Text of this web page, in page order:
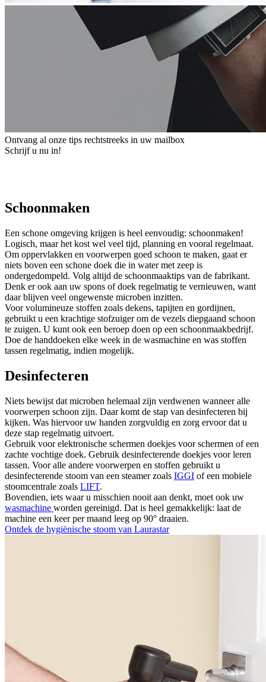
Ontvang al onze tips rechtstreeks in uw mailbox
Schrijf u nu in!
Schoonmaken
Een schone omgeving krijgen is heel eenvoudig: schoonmaken!
Logisch, maar het kost wel veel tijd, planning en vooral regelmaat.
Om oppervlakken en voorwerpen goed schoon te maken, gaat er
niets boven een schone doek die in water met zeep is
ondergedompeld. Volg altijd de schoonmaaktips van de fabrikant.
Denk er ook aan uw spons of doek regelmatig te vernieuwen, want
daar blijven veel ongewenste microben inzitten.
Voor volumineuze stoffen zoals dekens, tapijten en gordijnen,
gebruikt u een krachtige stofzuiger om de vezels diepgaand schoon
te zuigen. U kunt ook een beroep doen op een schoonmaakbedrijf.
Doe de handdoeken elke week in de wasmachine en was stoffen
tassen regelmatig, indien mogelijk.
Desinfecteren
Niets bewijst dat microben helemaal zijn verdwenen wanneer alle
voorwerpen schoon zijn. Daar komt de stap van desinfecteren bij
kijken. Was hiervoor uw handen zorgvuldig en zorg ervoor dat u
deze stap regelmatig uitvoert.
Gebruik voor elektronische schermen doekjes voor schermen of een
zachte vochtige doek. Gebruik desinfecterende doekjes voor leren
tassen. Voor alle andere voorwerpen en stoffen gebruikt u
desinfecterende stoom van een steamer zoals IGGI of een mobiele
stoomcentrale zoals LIFT.
Bovendien, iets waar u misschien nooit aan denkt, moet ook uw
wasmachine worden gereinigd. Dat is heel gemakkelijk: laat de
machine een keer per maand leeg op 90° draaien.
Ontdek de hygiënische stoom van Laurastar